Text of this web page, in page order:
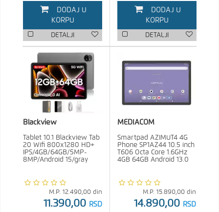
DODAJ U
KORPU
DETALJI
DODAJ U
KORPU
DETALJI
Blackview
Tablet 10.1 Blackview Tab
20 Wifi 800x1280 HD+
IPS/4GB/64GB/5MP-
8MP/Android 15/gray
M.P. 12.490,00 din
11.390,00 RSD
MEDIACOM
Smartpad AZIMUT4 4G
Phone SP1AZ44 10.5 inch
T606 Octa Core 1.6GHz
4GB 64GB Android 13.0
M.P. 15.890,00 din
14.890,00 RSD